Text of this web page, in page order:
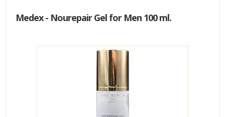
Medex - Nourepair Gel for Men 100 ml.